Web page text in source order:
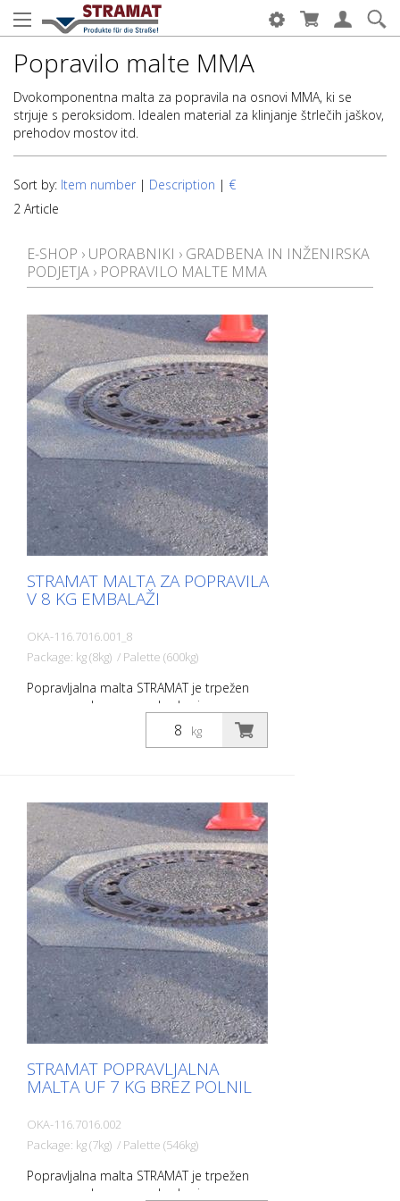
Popravilo malte MMA
Dvokomponentna malta za popravila na osnovi MMA, ki se
strjuje s peroksidom. Idealen material za klinjanje štrlečih jaškov,
prehodov mostov itd.
Sort by: Item number | Description | €
2 Article
E-SHOP › UPORABNIKI › GRADBENA IN INŽENIRSKA
PODJETJA › POPRAVILO MALTE MMA
STRAMAT MALTA ZA POPRAVILA
V 8 KG EMBALAŽI
OKA-116.7016.001_8
Package: kg (8kg) / Palette (600kg)
Popravljalna malta STRAMAT je trpežen
premaz, odporen na obrabo in
vremenske vplive, s katerim ovire, kot so
pokrovi jaškov, podesti itd., gladko
za zimsko zaščito štrlečih jaškov /
pokrovov jaškov. Enako funkcijo opravlja
tudi za štrleče kovinske dele v dilatacijah
na območju mostnih prehodov. Material
lahko izvlečete do nič. Vendar je tudi
dovolj elastičen, da se lahko prilagodi
majhnim gibom. To preprečuje drobljenje,
kot je to značilno za druge materiale.
kg
STRAMAT POPRAVLJALNA
MALTA UF 7 KG BREZ POLNIL
OKA-116.7016.002
Package: kg (7kg) / Palette (546kg)
Popravljalna malta STRAMAT je trpežen
premaz, odporen na obrabo in